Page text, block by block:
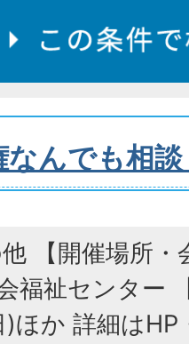
なんでも相
他 【開催場所
福祉センター
)ほか 詳細は